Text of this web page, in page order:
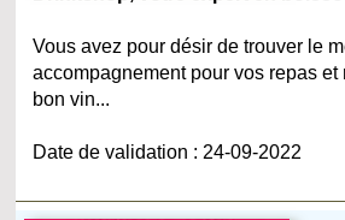
Vous avez pour désir de trouver le
accompagnement pour vos repas et
bon vin...
Date de validation : 24-09-2022